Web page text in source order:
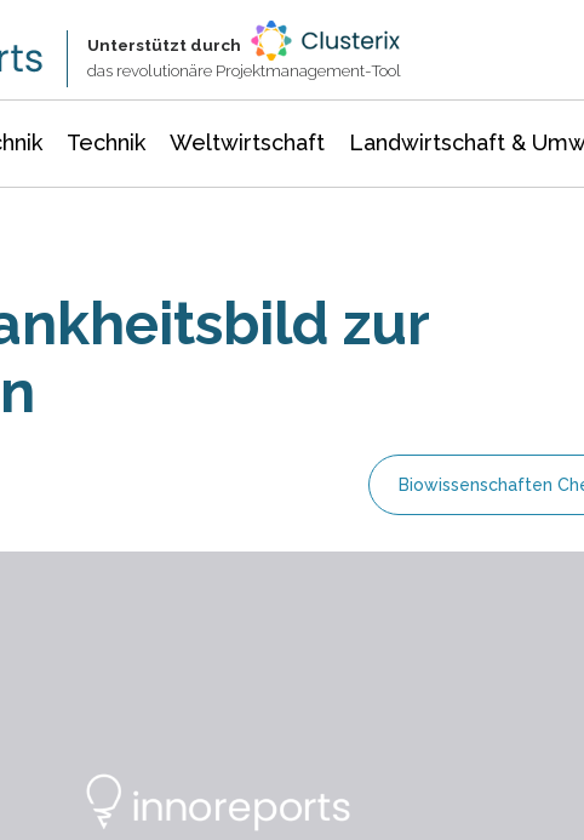
Unterstützt durch
das revolutionäre Projektmanagement-Tool
Technik Weltwirtschaft Landwirtschaft &
zur
Biowissenschaften